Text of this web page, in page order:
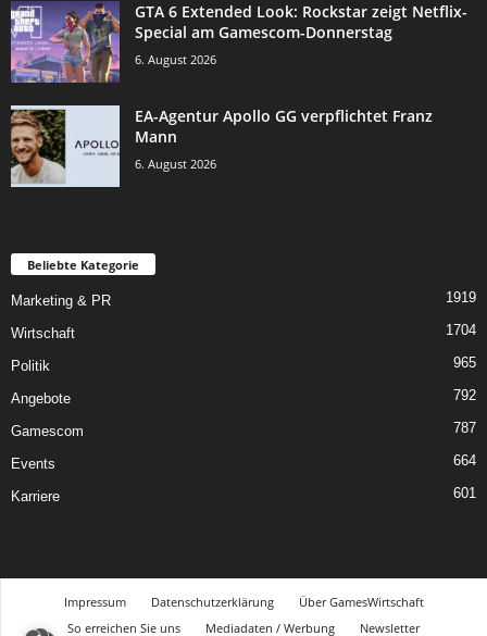
GTA 6 Extended Look: Rockstar zeigt Netflix-
Special am Gamescom-Donnerstag
6. August 2026
EA-Agentur Apollo GG verpflichtet Franz
Mann
6. August 2026
Beliebte Kategorie
Marketing & PR 1919
Wirtschaft 1704
Politik 965
Angebote 792
Gamescom 787
Events 664
Karriere 601
Impressum Datenschutzerklärung
Über GamesWirtschaft
So erreichen Sie uns
Mediadaten / Werbung Newsletter